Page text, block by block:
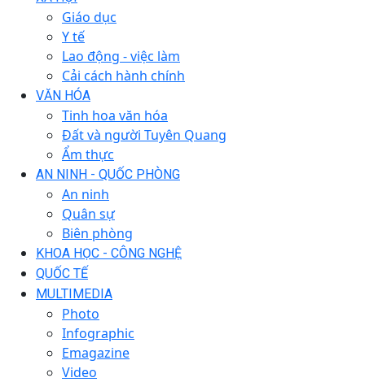
Giáo dục
Y tế
Lao động - việc làm
Cải cách hành chính
VĂN HÓA
Tinh hoa văn hóa
Đất và người Tuyên Quang
Ẩm thực
AN NINH - QUỐC PHÒNG
An ninh
Quân sự
Biên phòng
KHOA HỌC - CÔNG NGHỆ
QUỐC TẾ
MULTIMEDIA
Photo
Infographic
Emagazine
Video